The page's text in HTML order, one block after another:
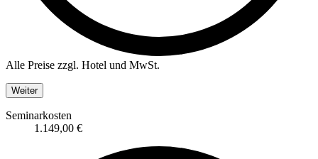
Alle Preise zzgl. Hotel und MwSt.
Weiter
Seminarkosten
1.149,00 €